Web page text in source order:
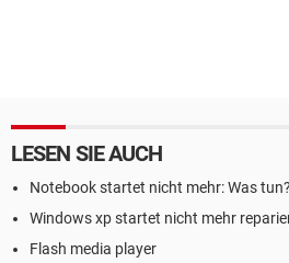
LESEN SIE AUCH
Notebook startet nicht mehr: Was tun?
Windows xp startet nicht mehr
Flash media player